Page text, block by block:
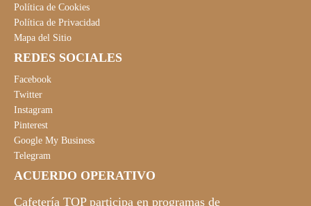
Política de Cookies
Política de Privacidad
Mapa del Sitio
REDES SOCIALES
Facebook
Twitter
Instagram
Pinterest
Google My Business
Telegram
ACUERDO OPERATIVO
Cafetería TOP participa en programas de